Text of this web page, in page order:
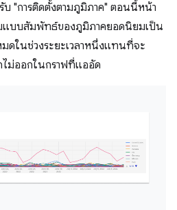
บ "การติดตั้งตามภูมิภาค" ตอนนี้หน้า
แบบสัมพัทธ์ของภูมิภาคยอดนิยมเป็น
ดในช่วงระยะเวลาหนึ่งแทนที่จะ
ม่ออกในกราฟที่แออัด